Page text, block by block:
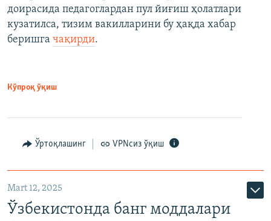
доирасида педагоглардан пул йиғиш ҳолатлари
кузатилса, тизим вакилларини бу ҳақда хабар
беришга чақирди.
Кўпроқ ўқиш
Ўртоқлашинг VPNсиз ўқиш
Mart 12, 2025
Ўзбекистонда банг моддалари